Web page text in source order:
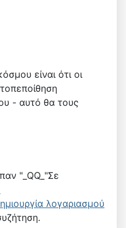
είναι ότι οι
- αυτό θα τους
"_QQ_"Σε
λογαριασμού